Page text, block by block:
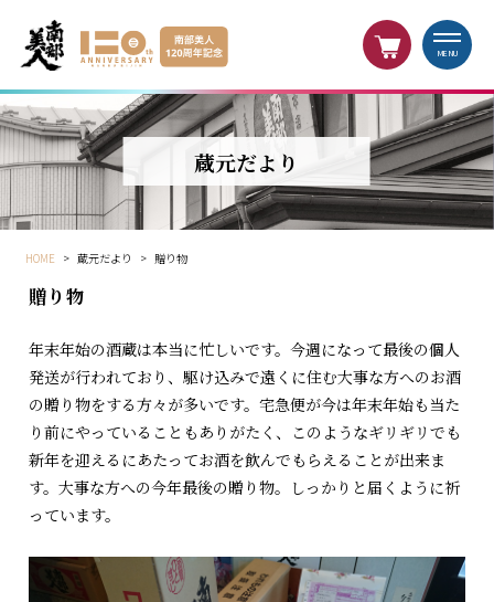
MENU
蔵元だより
HOME > 蔵元だより > 贈り物
贈り物
年末年始の酒蔵は本当に忙しいです。今週になって最後の個人
発送が行われており、駆け込みで遠くに住む大事な方へのお酒
の贈り物をする方々が多いです。宅急便が今は年末年始も当た
り前にやっていることもありがたく、このようなギリギリでも
新年を迎えるにあたってお酒を飲んでもらえることが出来ま
す。大事な方への今年最後の贈り物。しっかりと届くように祈
っています。